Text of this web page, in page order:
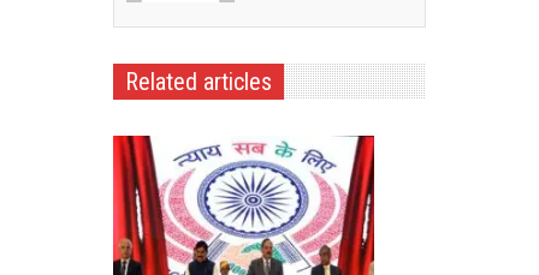
Related articles